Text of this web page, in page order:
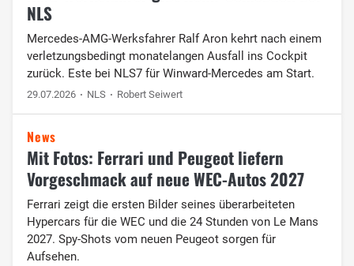
NLS
Mercedes-AMG-Werksfahrer Ralf Aron kehrt nach einem
verletzungsbedingt monatelangen Ausfall ins Cockpit
zurück. Este bei NLS7 für Winward-Mercedes am Start.
29.07.2026 NLS Robert Seiwert
News
Mit Fotos: Ferrari und Peugeot liefern
Vorgeschmack auf neue WEC-Autos 2027
Ferrari zeigt die ersten Bilder seines überarbeiteten
Hypercars für die WEC und die 24 Stunden von Le Mans
2027. Spy-Shots vom neuen Peugeot sorgen für
Aufsehen.